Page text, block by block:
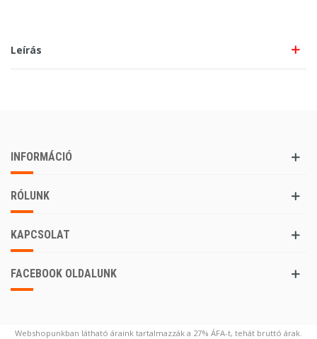
Leírás
INFORMÁCIÓ
RÓLUNK
KAPCSOLAT
FACEBOOK OLDALUNK
Webshopunkban látható áraink tartalmazzák a 27% ÁFA-t, tehát bruttó árak.